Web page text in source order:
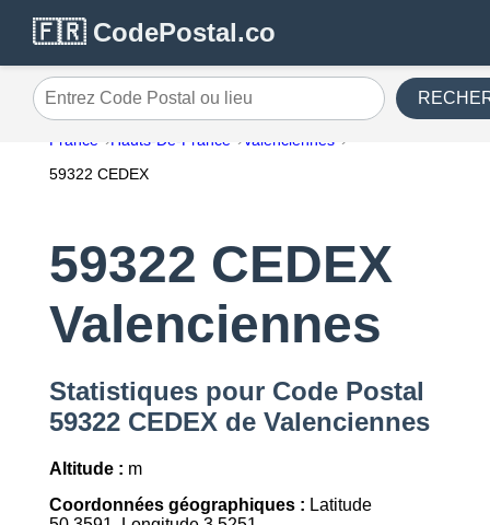
🇫🇷 CodePostal.co
Entrez Code Postal ou lieu
France Hauts-De-France
Valenciennes
59322 CEDEX
59322 CEDEX
Valenciennes
Statistiques pour Code Postal
59322 CEDEX de Valenciennes
Altitude : m
Coordonnées géographiques : Latitude